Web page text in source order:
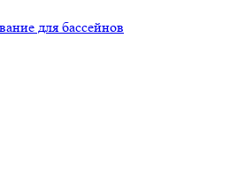
для бассейнов